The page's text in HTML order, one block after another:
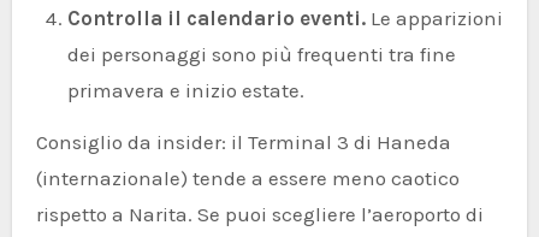
Controlla il calendario eventi.Le apparizioni
dei personaggi sono più frequenti tra fine
primavera e inizio estate.
Consiglio da insider: il Terminal 3 di Haneda
(internazionale) tende a essere meno caotico
rispetto a Narita. Se puoi scegliere l’aeroporto di